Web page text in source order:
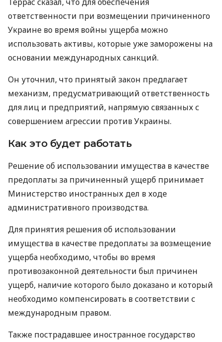
ответственности при возмещении причиненного
Украине во время войны ущерба можно
использовать активы, которые уже заморожены на
основании международных санкций.
Он уточнил, что принятый закон предлагает
механизм, предусматривающий ответственность
для лиц и предприятий, напрямую связанных с
совершением агрессии против Украины.
Как это будет работать
Решение об использовании имущества в качестве
предоплаты за причиненный ущерб принимает
Министерство иностранных дел в ходе
административного производства.
Для принятия решения об использовании
имущества в качестве предоплаты за возмещение
ущерба необходимо, чтобы во время
противозаконной деятельности был причинен
ущерб, наличие которого было доказано и который
необходимо компенсировать в соответствии с
международным правом.
Также пострадавшее иностранное государство